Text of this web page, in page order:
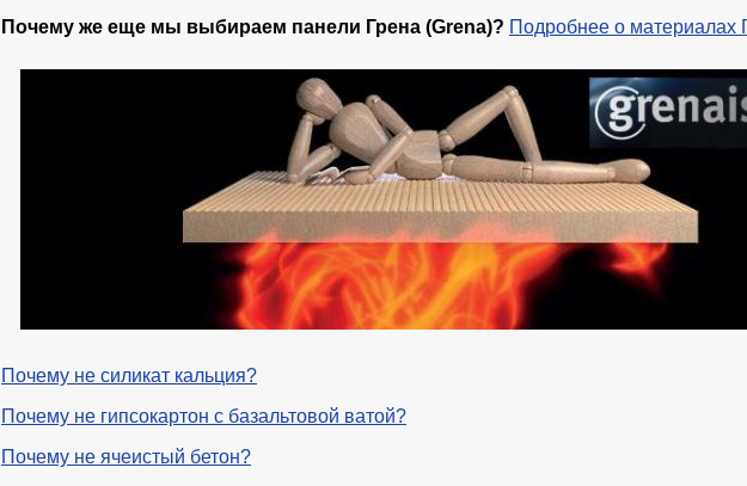
Почему же еще мы выбираем панели Грена (Grena)? Подробнее о материалах
Почему не силикат кальция?
Почему не гипсокартон с базальтовой ватой?
Почему не ячеистый бетон?